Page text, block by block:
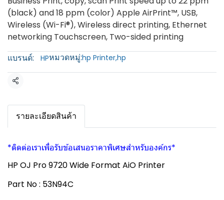
(black) and 18 ppm (color) Apple AirPrint™, USB,
Wireless (Wi-Fi®), Wireless direct printing, Ethernet
networking Touchscreen, Two-sided printing
แบรนด์:
HPหมวดหมู่:hp Printer,hp
แชร์
รายละเอียดสินค้า
*ติดต่อเราเพื่อรับข้อเสนอราคาพิเศษสำหรับองค์กร*
HP OJ Pro 9720 Wide Format AiO Printer
Part No : 53N94C